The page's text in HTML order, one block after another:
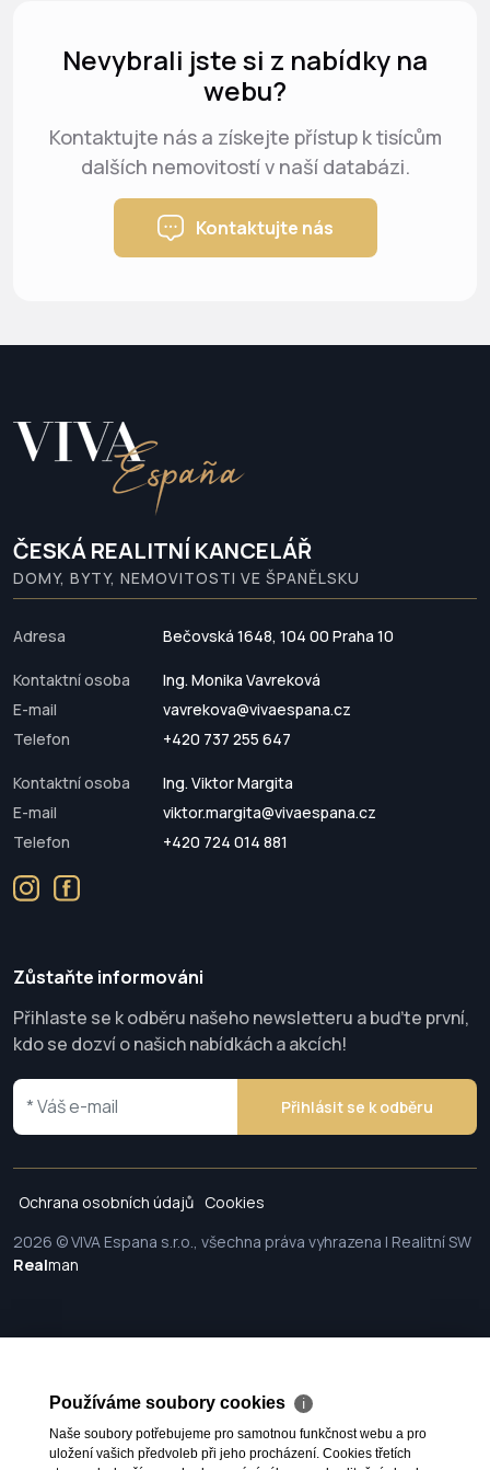
Nevybrali jste si z nabídky na
webu?
Kontaktujte nás a získejte přístup k tisícům
dalších nemovitostí v naší databázi.
Kontaktujte nás
ČESKÁ REALITNÍ KANCELÁŘ
DOMY, BYTY, NEMOVITOSTI VE ŠPANĚLSKU
Adresa Bečovská 1648, 104 00 Praha 10
Kontaktní osoba
Ing. Monika Vavreková
E-mail
vavrekova@vivaespana.cz
Telefon
+420 737 255 647
Kontaktní osoba
Ing. Viktor Margita
E-mail
viktor.margita@vivaespana.cz
Telefon
+420 724 014 881
Zůstaňte informováni
Přihlaste se k odběru našeho newsletteru a buďte první,
kdo se dozví o našich nabídkách a akcích!
Přihlásit se k odběru
Ochrana osobních údajů Cookies
2026 © VIVA Espana s.r.o., všechna práva vyhrazena | Realitní SW
Realman
Používáme soubory cookies ℹ
Naše soubory potřebujeme pro samotnou funkčnost webu a pro
uložení vašich předvoleb při jeho procházení. Cookies třetích